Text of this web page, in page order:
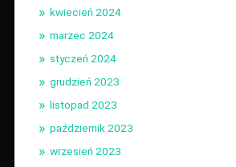
kwiecień 2024
marzec 2024
styczeń 2024
grudzień 2023
listopad 2023
październik 2023
wrzesień 2023